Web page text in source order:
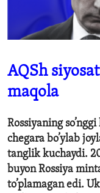
ENVIRONMENT
IDEALS AND
AQSh
maqola
Rossiyaning
chegara bo’ylab
tanglik kuchaydi.
buyon Rossiya
to’plamagan edi.